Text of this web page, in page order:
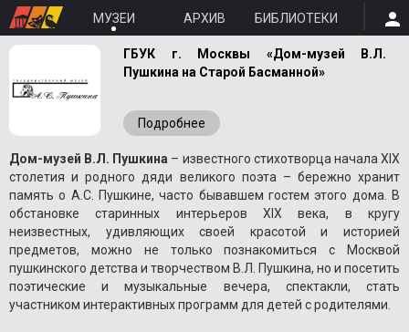
МУЗЕИ АРХИВ БИБЛИОТЕКИ
ГБУК г. Москвы «Дом-музей В.Л.
Пушкина на Старой Басманной»
Подробнее
Дом-музей В.Л. Пушкина – известного стихотворца начала XIX
столетия и родного дяди великого поэта – бережно хранит
память о A.С. Пушкине, часто бывавшем гостем этого дома. В
обстановке старинных интерьеров XIX века, в кругу
неизвестных, удивляющих своей красотой и историей
предметов, можно не только познакомиться с Москвой
пушкинского детства и творчеством В.Л. Пушкина, но и посетить
поэтические и музыкальные вечера, спектакли, стать
участником интерактивных программ для детей с родителями.